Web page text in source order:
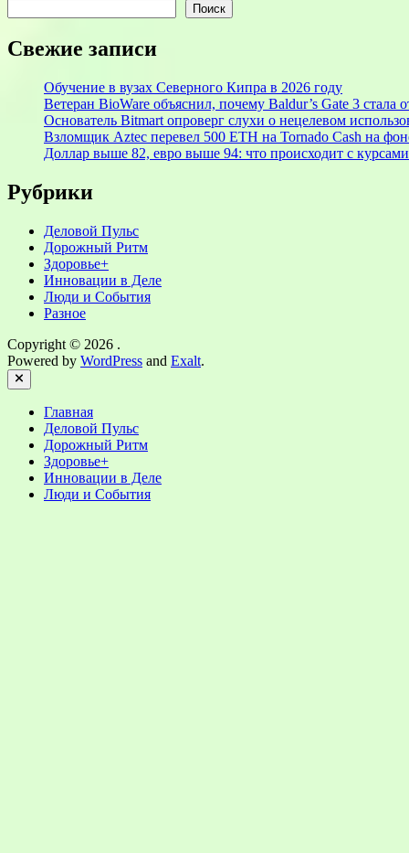
Поиск
Свежие записи
Обучение в вузах Северного Кипра в 2026 году
Ветеран BioWare объяснил, почему Baldur’s Gate 3
Основатель Bitmart опроверг слухи о нецелевом
Взломщик Aztec перевел 500 ETH на Tornado Cash на
Доллар выше 82, евро выше 94: что происходит с
Рубрики
Деловой Пульс
Дорожный Ритм
Здоровье+
Инновации в Деле
Люди и События
Разное
Copyright © 2026 .
Powered by WordPress and Exalt.
Close
Главная
Деловой Пульс
Дорожный Ритм
Здоровье+
Инновации в Деле
Люди и События